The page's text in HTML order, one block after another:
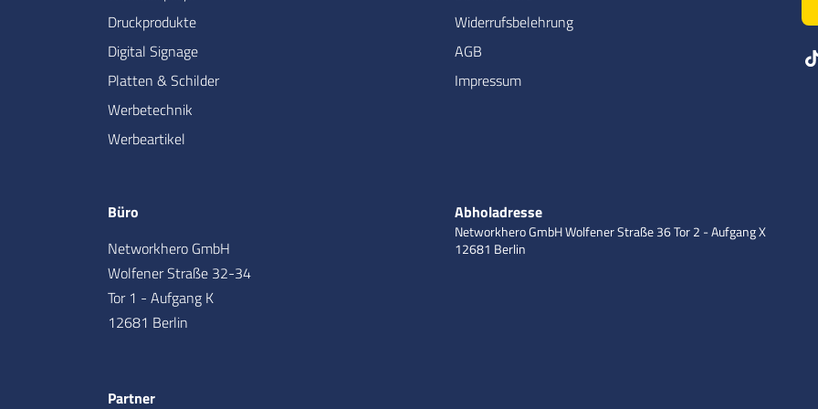
Druckprodukte
Digital Signage
Platten & Schilder
Werbetechnik
Werbeartikel
Widerrufsbelehrung
AGB
Impressum
Büro
Networkhero GmbH
Wolfener Straße 32-34
Tor 1 - Aufgang K
12681 Berlin
Abholadresse
Networkhero GmbHWolfener Straße 36Tor 2 - Aufgang X
12681 Berlin
Partner